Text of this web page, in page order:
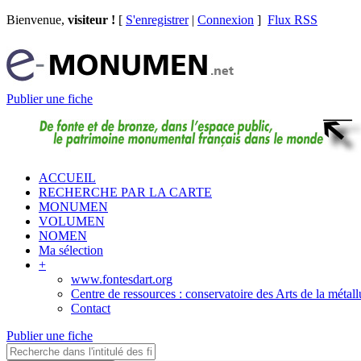
Bienvenue, visiteur ! [ S'enregistrer| Connexion ] Flux RSS
Publier une fiche
ACCUEIL
RECHERCHE PAR LA CARTE
MONUMEN
VOLUMEN
NOMEN
Ma sélection
+
www.fontesdart.org
Centre de ressources : conservatoire des Arts de la
Contact
Publier une fiche